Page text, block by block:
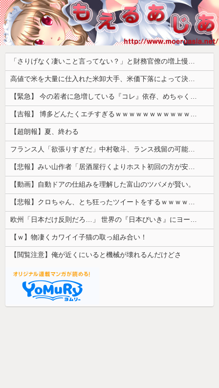
「さりげなく凄いこと言ってない？」と財務官僚の増上慢っぷりに衝撃を受ける人が続出、なぜ官僚にすぎない財務省が……
高値で米を大量に仕入れた米卸大手、米価下落によって決算が凄まじいことになっている模様
【緊急】 今の若者に急増している『コレ』依存、めちゃくちゃ深刻な模様w w w w w w w w w w
【吉報】 博多どんたくエチすぎるｗｗｗｗｗｗｗｗｗｗｗｗｗｗｗ
【超朗報】夏、終わる
フランス人「欲張りすぎだ」中村敬斗、ランス残留の可能性を会長が示唆！移籍金が交渉の壁に..現地サポの本音がこれ！【海外の反応】
【悲報】みい山作者「居酒屋行くよりホスト初回の方が安くてチヤホヤされる」
【動画】自動ドアの仕組みを理解した富山のツバメが賢い。
【悲報】クロちゃん、とち狂ったツイートをするｗｗｗｗｗｗｗ
欧州「日本だけ反則だろ…」 世界の『日本びいき』にヨーロッパ全土から不満の声
【ｗ】物凄くカワイイ子猫の取っ組み合い！
【閲覧注意】俺が近くにいると機械が壊れるんだけどさ